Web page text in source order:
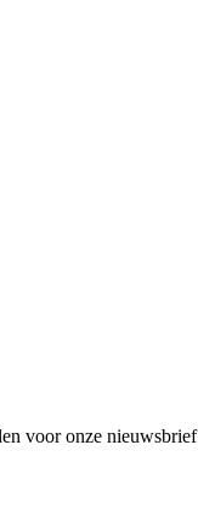
voor onze nieuwsbrief